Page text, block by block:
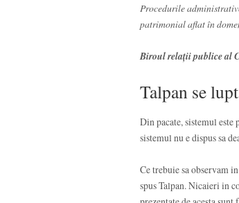
Procedurile
patrimonial aflat în
Biroul relații publice al
Talpan se
Din pacate, sistemul este
sistemul nu e dispus sa
Ce trebuie sa observam
spus Talpan. Nicaieri in